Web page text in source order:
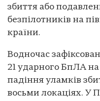
збиття або
безпілотників на
країни.
Водночас
21 ударного БпЛА на
падіння уламків
восьми локаціях. У